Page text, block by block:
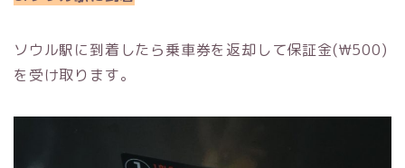
ソウル駅に到着したら乗車券を返却して保証金(₩500)
を受け取ります。